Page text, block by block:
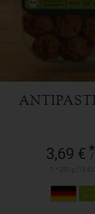
3,69 € *
/
Anzahl